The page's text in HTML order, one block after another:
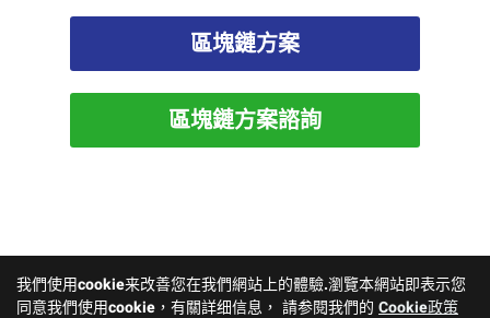
區塊鏈方案
區塊鏈方案諮詢
我們使用cookie来改善您在我們網站上的體驗.瀏覽本網站即表示您
同意我們使用cookie，有關詳细信息， 請参閱我們的 Cookie政策